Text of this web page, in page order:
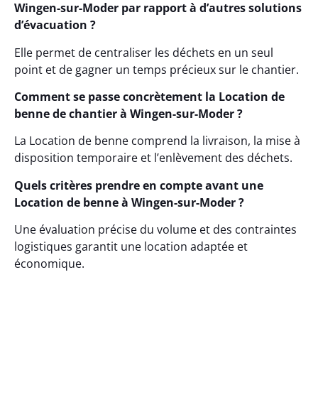
Wingen-sur-Moder par rapport à d’autres solutions
d’évacuation ?
Elle permet de centraliser les déchets en un seul
point et de gagner un temps précieux sur le chantier.
Comment se passe concrètement la Location de
benne de chantier à Wingen-sur-Moder ?
La Location de benne comprend la livraison, la mise à
disposition temporaire et l’enlèvement des déchets.
Quels critères prendre en compte avant une
Location de benne à Wingen-sur-Moder ?
Une évaluation précise du volume et des contraintes
logistiques garantit une location adaptée et
économique.